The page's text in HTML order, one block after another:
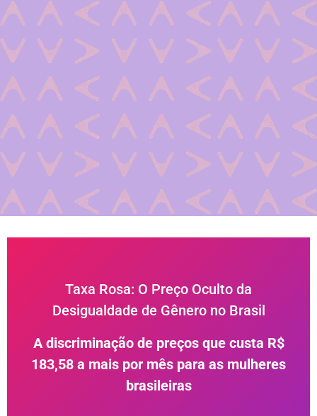
Taxa Rosa: O Preço Oculto da
Desigualdade de Gênero no Brasil
A discriminação de preços que custa R$
183,58 a mais por mês para as mulheres
brasileiras